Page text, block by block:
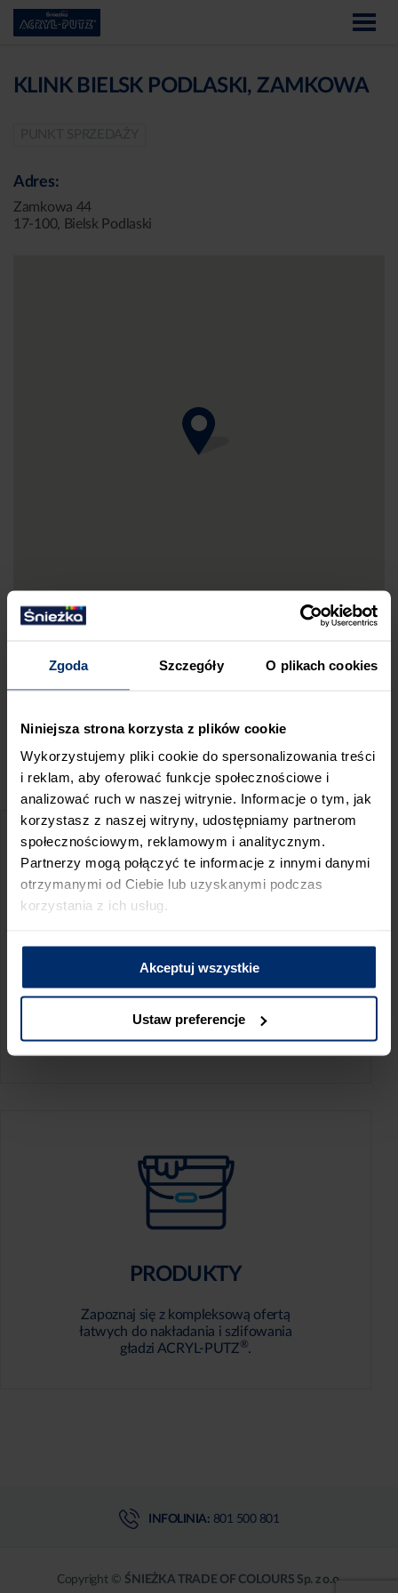
Zgoda Szczegóły O plikach cookies
Niniejsza strona korzysta z plików cookie
Wykorzystujemy pliki cookie do spersonalizowania treści
i reklam, aby oferować funkcje społecznościowe i
analizować ruch w naszej witrynie. Informacje o tym, jak
korzystasz z naszej witryny, udostępniamy partnerom
społecznościowym, reklamowym i analitycznym.
Partnerzy mogą połączyć te informacje z innymi danymi
otrzymanymi od Ciebie lub uzyskanymi podczas
korzystania z ich usług.
Akceptuj wszystkie
Ustaw preferencje
KLINK BIELSK PODLASKI, ZAMKOWA
Adres:
Zamkowa 44
17-100, Bielsk Podlaski
ZGŁOŚ BŁĄD
PRZED WIZYTĄ W SKLEPIE POLECAMY:
KALKULATOR ZUŻYCIA
Oblicz, jaką ilość produktów potrzebujesz,
aby perfekcyjnie wygładzić swoje ściany.
PRODUKTY
Zapoznaj się z kompleksową ofertą
łatwych do nakładania i szlifowania
gładzi ACRYL-PUTZ®.
INFOLINIA: 801 500 801
Copyright © ŚNIEŻKA TRADE OF COLOURS Sp. z o.o.